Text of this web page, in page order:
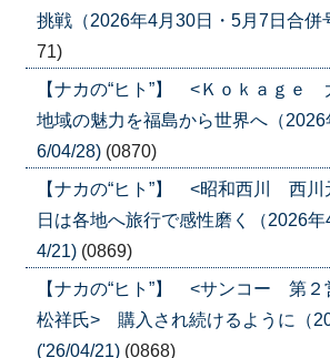
挑戦（2026年4月30日・5月7日合併
71)
【ナカの“ヒト”】 <Ｋｏｋａｇｅ
地域の魅力を福島から世界へ（
6/04/28) (0870)
【ナカの“ヒト”】 <昭和西川 西
日は各地へ旅行で感性磨く（2026
4/21) (0869)
【ナカの“ヒト”】 <サンコー 第
松祥氏> 購入され続けるように（
('26/04/21) (0868)